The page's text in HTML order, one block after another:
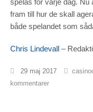
spelas för varje dag.
fram till hur de skall
både spelandet som
Chris Lindevall –
29 maj 2017
kommentarer